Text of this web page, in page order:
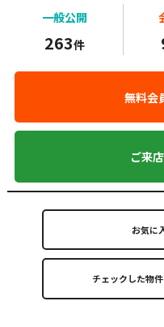
一般公開
263件
無料会
ご来
お気に